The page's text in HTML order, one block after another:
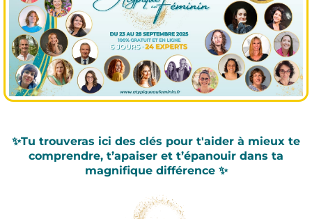
✨Tu trouveras ici des clés pour t'aider à mieux te
comprendre, t’apaiser et t’épanouir dans ta
magnifique différence ✨